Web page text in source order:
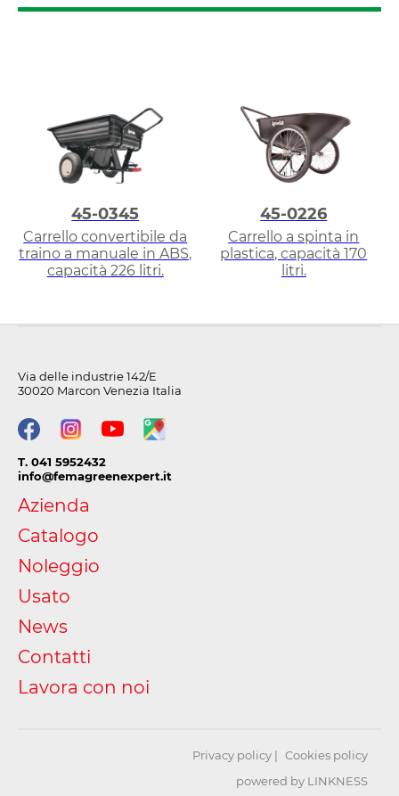
45-0345
Carrello convertibile da
traino a manuale in ABS,
capacità 226 litri.
45-0226
Carrello a spinta in
plastica, capacità 170
litri.
Via delle industrie 142/E
30020 Marcon Venezia Italia
T. 041 5952432
info@femagreenexpert.it
Azienda
Catalogo
Noleggio
Usato
News
Contatti
Lavora con noi
Privacy policy
Cookies policy
powered by LINKNESS